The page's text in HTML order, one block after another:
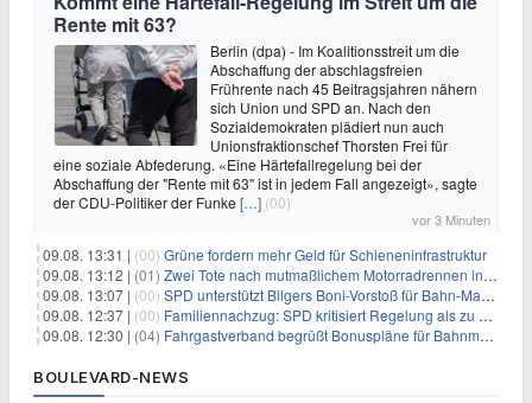
Rente mit 63?
Berlin (dpa) - Im Koalitionsstreit um die
Abschaffung der abschlagsfreien
Frührente nach 45 Beitragsjahren nähern
sich Union und SPD an. Nach den
Sozialdemokraten plädiert nun auch
Unionsfraktionschef Thorsten Frei für
eine soziale Abfederung. «Eine Härtefallregelung bei der
Abschaffung der "Rente mit 63" ist in jedem Fall angezeigt», sagte
der CDU-Politiker der Funke […] (00)
vor 3 Minuten
09.08. 13:31 | (00) Grüne fordern mehr Geld für Schieneninfrastruktur
09.08. 13:12 | (01) Zwei Tote nach mutmaßlichem Motorradrennen in Köln
09.08. 13:07 | (00) SPD unterstützt Bilgers Boni-Vorstoß für Bahn-Manager
09.08. 12:37 | (00) Familiennachzug: SPD kritisiert Regelung als zu streng
09.08. 12:30 | (04) Fahrgastverband begrüßt Bonuspläne für Bahnmanager
BOULEVARD-NEWS